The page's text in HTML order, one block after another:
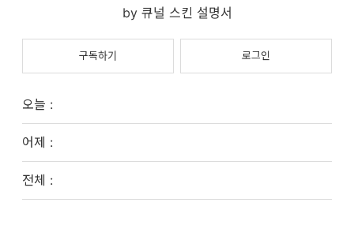
큐널 스킨 설명서
구독하기 로그인
오늘 :
어제 :
전체 :